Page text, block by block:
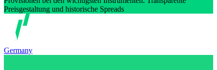
Preisgestaltung und historische Spreads
Germany